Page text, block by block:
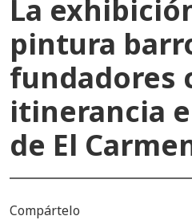
La
pintura
fundadores
itinerancia
de El
Compártelo